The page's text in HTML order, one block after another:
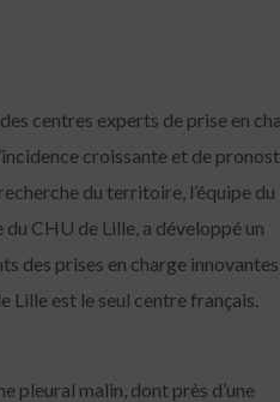
centres experts de prise en
croissante et de
du territoire, l’équipe du
CHU de Lille, a développé un
des prises en charge
Lille est le seul centre français.
pleural malin, dont près d’une